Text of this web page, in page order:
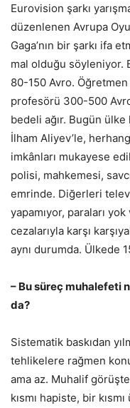
Eurovision şarkı
düzenlenen Avrupa
Gaga’nın bir şarkı ifa
mal olduğu söyleniyor.
80-150 Avro.
profesörü 300-500
bedeli ağır. Bugün
İlham Aliyev’le,
imkânları mukayese
polisi, mahkemesi,
emrinde. Diğerleri
yapamıyor, paraları
cezalarıyla karşı
aynı durumda. Ülkede
– Bu süreç muhalefeti
da?
Sistematik baskıdan
tehlikelere rağmen
ama az. Muhalif
kısmı hapiste, bir